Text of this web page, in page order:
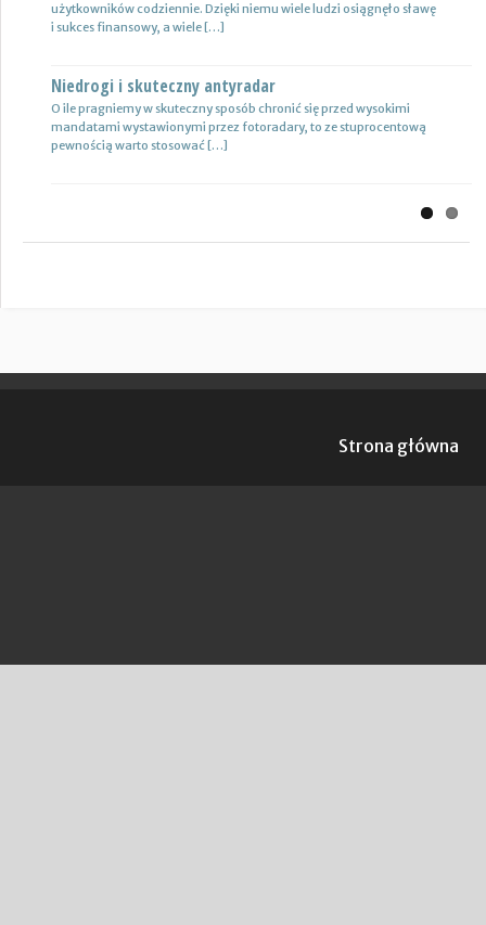
użytkowników codziennie. Dzięki niemu wiele ludzi osiągnęło sławę
i sukces finansowy, a wiele […]
Niedrogi i skuteczny antyradar
O ile pragniemy w skuteczny sposób chronić się przed wysokimi
mandatami wystawionymi przez fotoradary, to ze stuprocentową
pewnością warto stosować […]
Jest to specjalność architektoniczna, niemniej jednak również
konstrukcyjno-budowlana, inżynieryjna oraz instalacyjna. Warto
Drewutnia z palet na działkę
Wiele osób zastanawia się, jaki rodzaj drewutni ogrodowej sprawdzi
się najlepiej w sytuacji bezpiecznego przechowywania na przykład
Strona główna